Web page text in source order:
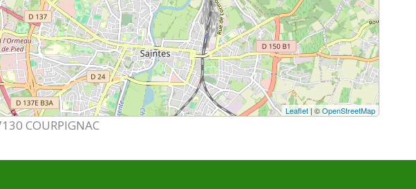
Leaflet| ©OpenStreetMap
COURPIGNAC